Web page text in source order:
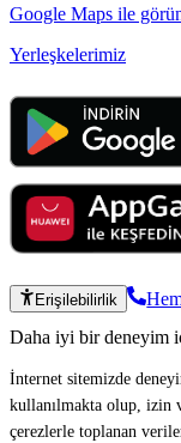
Google Maps ile
Yerleşkelerimiz
Erişilebilirlik
Daha iyi bir deneyim
İnternet sitemizde
kullanılmakta olup, izin
çerezlerle toplanan